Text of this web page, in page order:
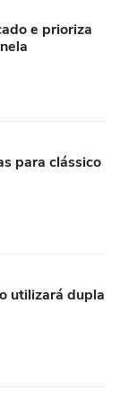
e prioriza
para clássico
utilizará dupla